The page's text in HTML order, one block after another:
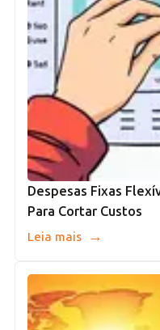
Despesas Fixas
Para Cortar Custos
Leia mais →